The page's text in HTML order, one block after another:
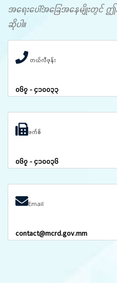
အရေးပေါ်အခြေအနေမျိုးတွင် ဤ
ဆိုပါ။
တယ်လီဖုန်း
၀၆၇ - ၄၁၀၀၃၃
ဖက်စ်
၀၆၇ - ၄၁၀၀၃၆
Email
contact@mcrd.gov.mm